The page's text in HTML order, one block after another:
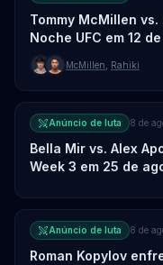
Tommy McMillen
Noche UFC em 12
McMillen Rahiki
Anúncio de luta 8 de
Bella Mir vs. Alex
Week 3 em 25 de
Anúncio de luta 8 de
Roman Kopylov